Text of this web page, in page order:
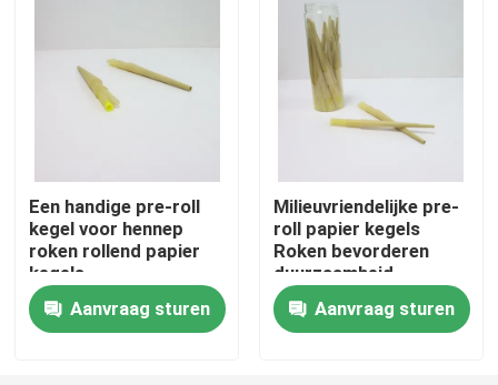
Kwaliteitscontrole
Nieuws
Gevallen
Een handige pre-roll
kegel voor hennep
roken rollend papier
kegels
Aanvraag sturen
Milieuvriendelijke pre-
roll papier kegels
Roken bevorderen
duurzaamheid
Aanvraag sturen